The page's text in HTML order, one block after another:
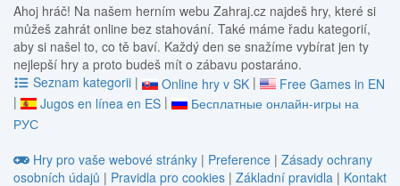
Ahoj hráč! Na našem herním webu Zahraj.cz najdeš hry, které si
můžeš zahrát online bez stahování. Také máme řadu kategorií,
aby si našel to, co tě baví. Každý den se snažíme vybírat jen ty
nejlepší hry a proto budeš mít o zábavu postaráno.
Seznam kategorii | Online hry v SK |
Free Games in EN
|
Jugos en línea en ES |
Бесплатные онлайн-игры на
РУС
Hry pro vaše webové stránky | Preference | Zásady ochrany
osobních údajů | Pravidla pro cookies | Základní pravidla | Kontakt